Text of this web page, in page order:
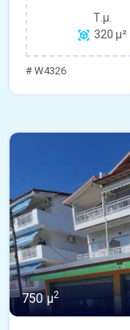
Τ.μ.
320 μ²
# W4326
750 μ2